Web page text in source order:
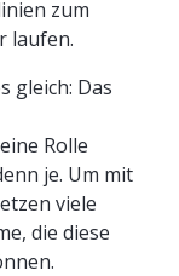
zum
laufen.
gleich: Das
Rolle
je. Um mit
viele
die diese